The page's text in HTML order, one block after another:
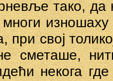
тако, да
изношаху
свој
сметаше,
некога